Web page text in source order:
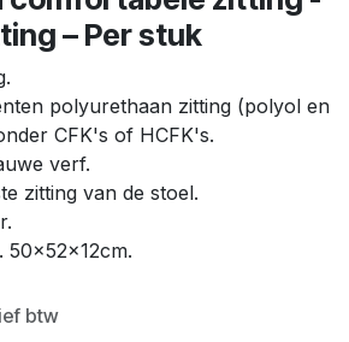
– Per stuk
polyurethaan zitting (polyol en
CFK's of HCFK's.
verf.
zitting van de stoel.
50x52x12cm.
btw